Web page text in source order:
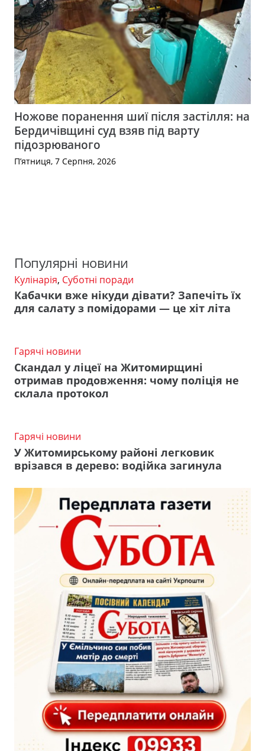
Ножове поранення шиї після застілля: на
Бердичівщині суд взяв під варту
підозрюваного
П’ятниця, 7 Серпня, 2026
Популярні новини
Кулінарія, Суботні поради
Кабачки вже нікуди дівати? Запечіть їх
для салату з помідорами — це хіт літа
Гарячі новини
Скандал у ліцеї на Житомирщині
отримав продовження: чому поліція не
склала протокол
Гарячі новини
У Житомирському районі легковик
врізався в дерево: водійка загинула